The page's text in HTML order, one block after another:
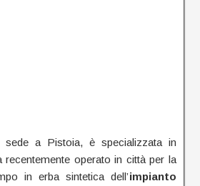
sede a Pistoia, è specializzata in
operato in città per la
in erba sintetica dell’impianto